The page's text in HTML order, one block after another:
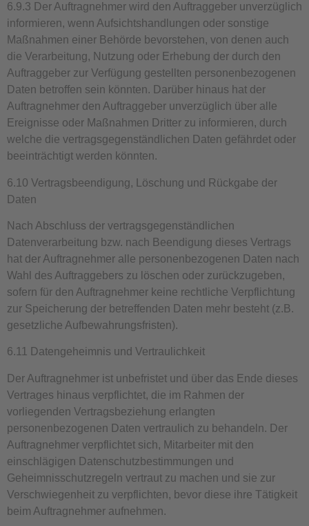
6.9.3 Der Auftragnehmer wird den Auftraggeber unverzüglich
informieren, wenn Aufsichtshandlungen oder sonstige
Maßnahmen einer Behörde bevorstehen, von denen auch
die Verarbeitung, Nutzung oder Erhebung der durch den
Auftraggeber zur Verfügung gestellten personenbezogenen
Daten betroffen sein könnten. Darüber hinaus hat der
Auftragnehmer den Auftraggeber unverzüglich über alle
Ereignisse oder Maßnahmen Dritter zu informieren, durch
welche die vertragsgegenständlichen Daten gefährdet oder
beeinträchtigt werden könnten.
6.10 Vertragsbeendigung, Löschung und Rückgabe der
Daten
Nach Abschluss der vertragsgegenständlichen
Datenverarbeitung bzw. nach Beendigung dieses Vertrags
hat der Auftragnehmer alle personenbezogenen Daten nach
Wahl des Auftraggebers zu löschen oder zurückzugeben,
sofern für den Auftragnehmer keine rechtliche Verpflichtung
zur Speicherung der betreffenden Daten mehr besteht (z.B.
gesetzliche Aufbewahrungsfristen).
6.11 Datengeheimnis und Vertraulichkeit
Der Auftragnehmer ist unbefristet und über das Ende dieses
Vertrages hinaus verpflichtet, die im Rahmen der
vorliegenden Vertragsbeziehung erlangten
personenbezogenen Daten vertraulich zu behandeln. Der
Auftragnehmer verpflichtet sich, Mitarbeiter mit den
einschlägigen Datenschutzbestimmungen und
Geheimnisschutzregeln vertraut zu machen und sie zur
Verschwiegenheit zu verpflichten, bevor diese ihre Tätigkeit
beim Auftragnehmer aufnehmen.